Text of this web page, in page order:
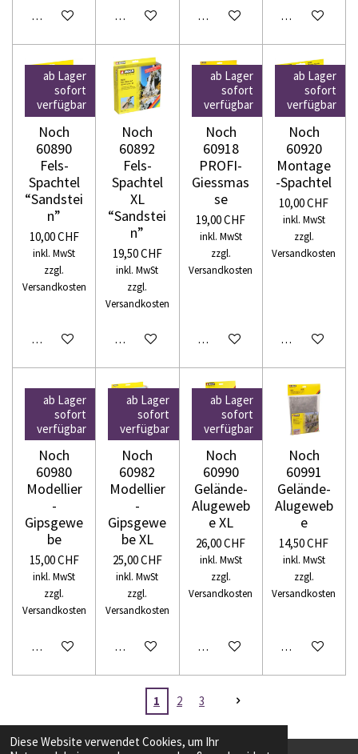
Diese Website verwendet Cookies, um Ihr
In den WarenkorbIn den WarenkorbIn den WarenkorbIn den
ab Lager
sofort
verfügbar
Noch
60890
Fels-
Spachtel
“Sandstei
n”
10,00 CHF
inkl. MwSt
zzgl.
Versandkosten
In den Warenkorb
Noch
60892
Fels-
Spachtel
XL
“Sandstei
n”
19,50 CHF
inkl. MwSt
zzgl.
Versandkosten
In den Warenkorb
ab Lager
sofort
verfügbar
Noch
60918
PROFI-
Giessmas
se
19,00 CHF
inkl. MwSt
zzgl.
Versandkosten
In den Warenkorb
ab Lager
sofort
verfügbar
Noch
60920
Montage
-Spachtel
10,00 CHF
inkl. MwSt
zzgl.
Versandkosten
In den
ab Lager
sofort
verfügbar
Noch
60980
Modellier
-
Gipsgewe
be
15,00 CHF
inkl. MwSt
zzgl.
Versandkosten
In den Warenkorb
ab Lager
sofort
verfügbar
Noch
60982
Modellier
-
Gipsgewe
be XL
25,00 CHF
inkl. MwSt
zzgl.
Versandkosten
In den Warenkorb
ab Lager
sofort
verfügbar
Noch
60990
Gelände-
Alugeweb
e XL
26,00 CHF
inkl. MwSt
zzgl.
Versandkosten
In den Warenkorb
Noch
60991
Gelände-
Alugeweb
e
14,50 CHF
inkl. MwSt
zzgl.
Versandkosten
In den
1 2 3